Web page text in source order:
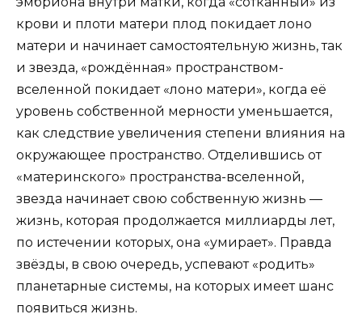
крови и плоти матери плод покидает лоно
матери и начинает самостоятельную жизнь, так
и звезда, «рождённая» пространством-
вселенной покидает «лоно матери», когда её
уровень собственной мерности уменьшается,
как следствие увеличения степени влияния на
окружающее пространство. Отделившись от
«материнского» пространства-вселенной,
звезда начинает свою собственную жизнь —
жизнь, которая продолжается миллиарды лет,
по истечении которых, она «умирает». Правда
звёзды, в свою очередь, успевают «родить»
планетарные системы, на которых имеет шанс
появиться жизнь.